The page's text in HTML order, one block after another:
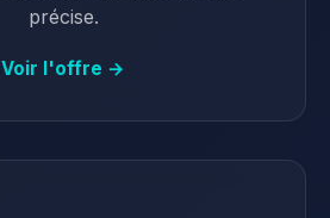
précise.
Voir l'offre →